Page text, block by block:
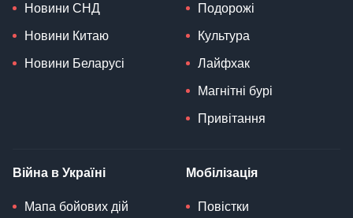
Новини СНД
Новини Китаю
Новини Беларусі
Подорожі
Культура
Лайфхак
Магнітні бурі
Привітання
Війна в Україні
Мапа бойових дій
Мобілізація
Повістки